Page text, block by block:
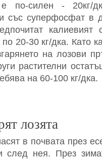
по-силен - 20кг/
със суперфосфат в
калиевият
20-30 кг/дка. Като
на лозови
растителни
на 60-100 кг/дка.
лозята
в почвата през
след нея. През